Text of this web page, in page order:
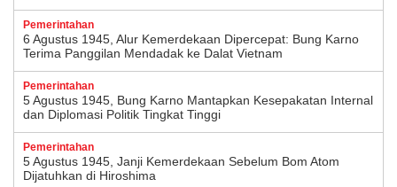
Pemerintahan
6 Agustus 1945, Alur Kemerdekaan Dipercepat: Bung Karno
Terima Panggilan Mendadak ke Dalat Vietnam
Pemerintahan
5 Agustus 1945, Bung Karno Mantapkan Kesepakatan Internal
dan Diplomasi Politik Tingkat Tinggi
Pemerintahan
5 Agustus 1945, Janji Kemerdekaan Sebelum Bom Atom
Dijatuhkan di Hiroshima